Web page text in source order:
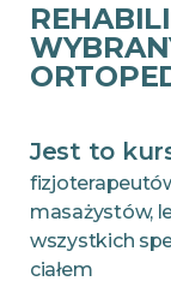
Jest to
masażystów,
wszystkich
ciałem